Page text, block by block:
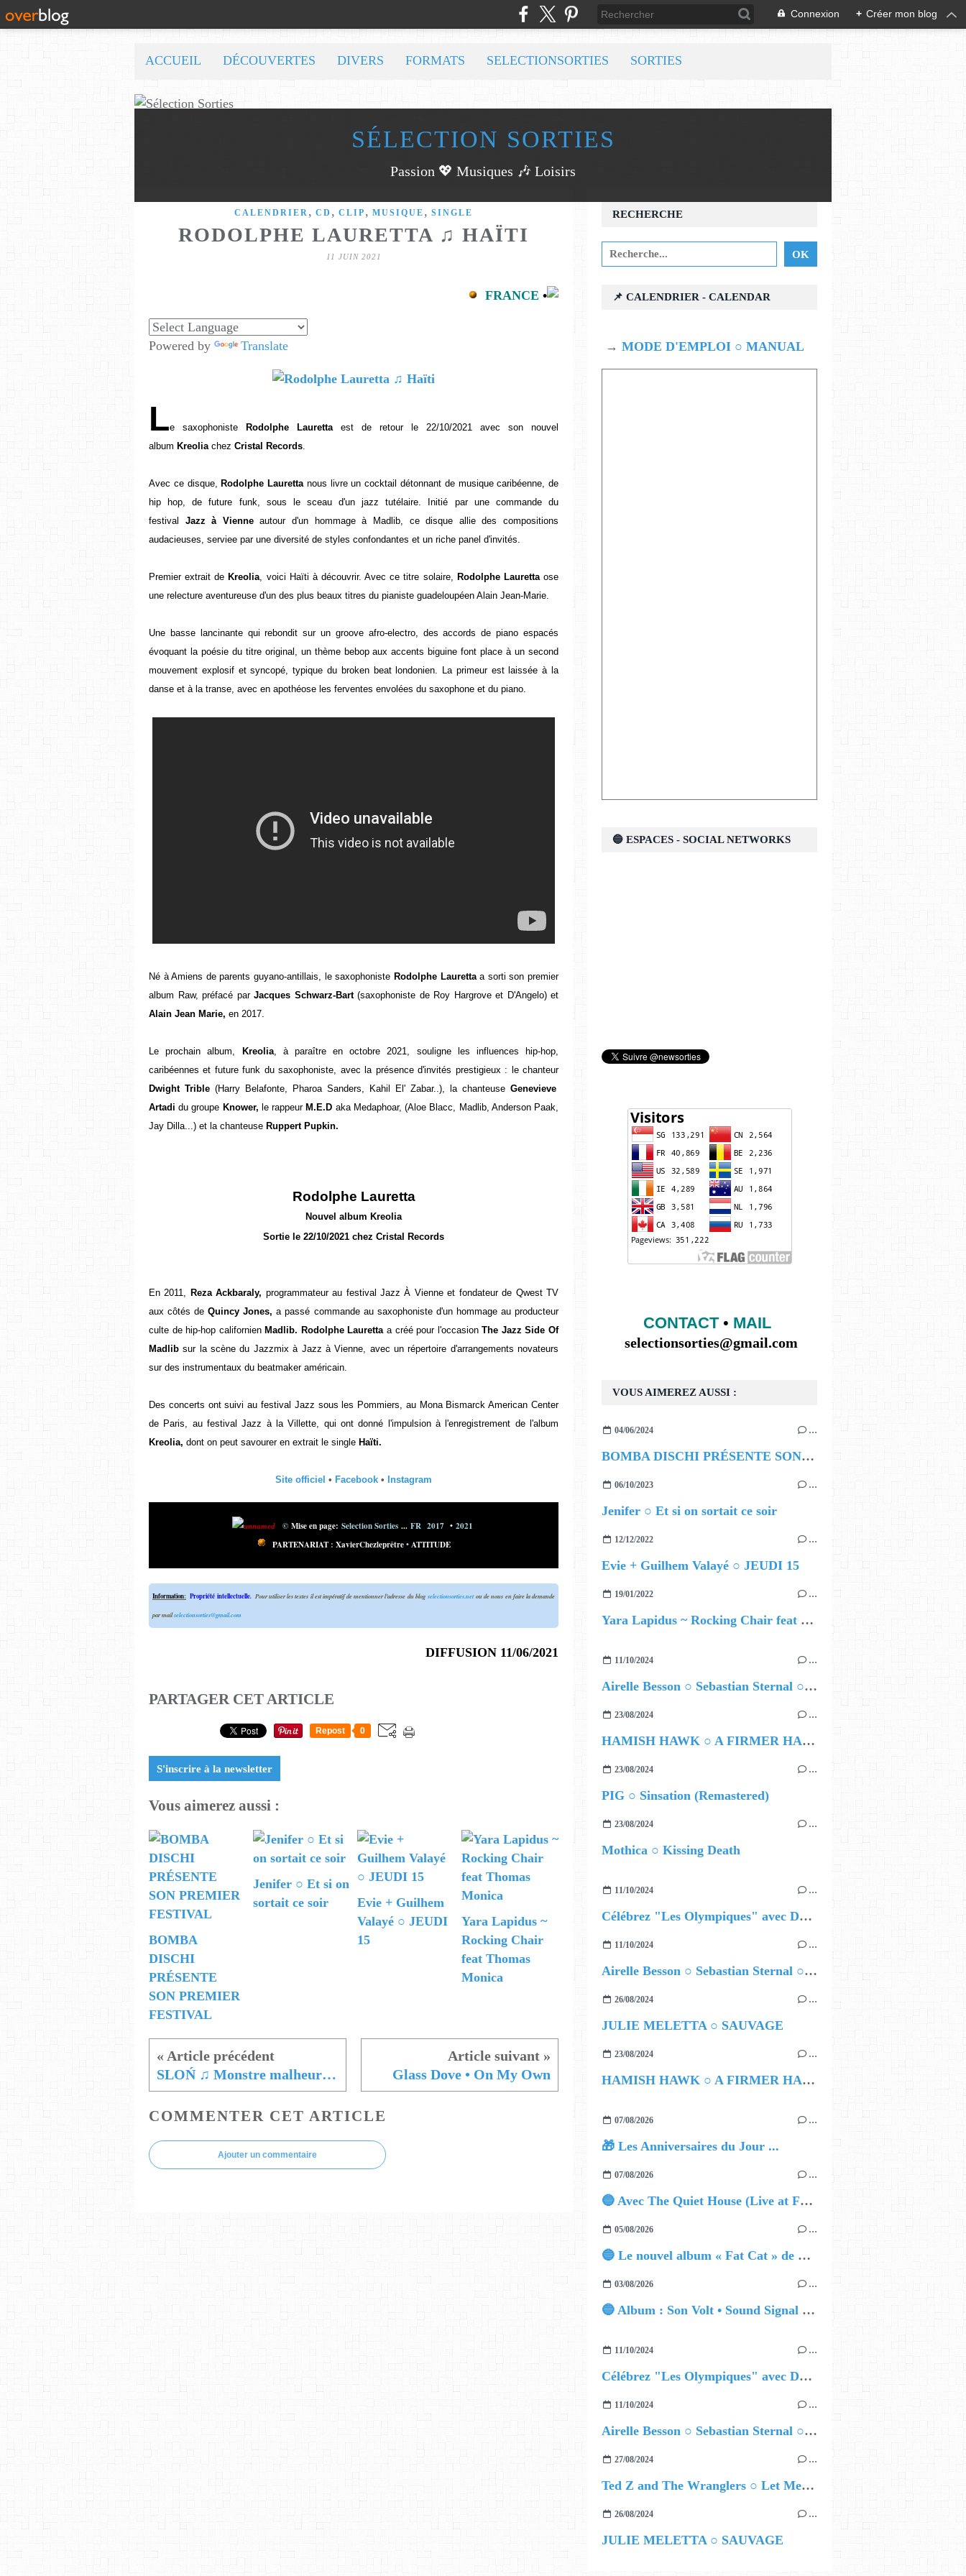
Connexion + Créer mon blog
SÉLECTION SORTIES
Passion 💖 Musiques 🎶 Loisirs
ACCUEIL DÉCOUVERTES DIVERS FORMATS SELECTIONSORTIES SORTIES
CALENDRIER , CD , CLIP , MUSIQUE , SINGLE
RODOLPHE LAURETTA ♫ HAÏTI
11 JUIN 2021
FRANCE •
Powered by Translate
Le saxophoniste Rodolphe Lauretta
est de retour le 22/10/2021 avec son nouvel
album Kreolia chez Cristal Records.
Avec ce disque, Rodolphe Lauretta nous livre un cocktail détonnant de musique caribéenne, de
hip hop, de future funk, sous le sceau d'un jazz tutélaire. Initié par une commande du
festival
Jazz à Vienne autour d'un hommage à Madlib, ce disque allie des compositions
audacieuses, serviee par une diversité de styles confondantes et un riche panel d'invités.
Premier extrait de Kreolia, voici Haïti à découvrir. Avec ce titre solaire, Rodolphe Lauretta ose
une relecture aventureuse d'un des plus beaux titres du pianiste guadeloupéen Alain Jean-Marie.
Une basse lancinante qui rebondit sur un groove afro-electro, des accords de piano espacés
évoquant la poésie du titre original, un thème bebop aux accents biguine font place à un second
mouvement explosif et syncopé, typique du broken beat londonien. La primeur est laissée à la
danse et à la transe, avec en apothéose les ferventes envolées du saxophone et du piano.
Né à Amiens de parents guyano-antillais, le saxophoniste Rodolphe Laurettaa sorti son premier
album Raw, préfacé par Jacques Schwarz-Bart(saxophoniste de Roy Hargrove et D'Angelo) et
Alain Jean Marie, en 2017.
Le prochain album, Kreolia, à paraître en octobre 2021, souligne les influences hip-hop,
caribéennes et future funk du saxophoniste, avec la présence d'invités prestigieux : le chanteur
Dwight Trible (Harry Belafonte, Pharoa Sanders, Kahil El' Zabar..), la chanteuse Genevieve
Artadi du groupe Knower, le rappeurM.E.D aka Medaphoar, (Aloe Blacc, Madlib, Anderson Paak,
Jay Dilla...) et la chanteuse Ruppert Pupkin.
Rodolphe Lauretta
Nouvel album Kreolia
Sortie le 22/10/2021 chez Cristal Records
En 2011, Reza Ackbaraly, programmateur au festival Jazz À Vienne et fondateur de Qwest TV
aux côtés deQuincy Jones, a passé commande au saxophoniste d'un hommage au producteur
culte de hip-hop californien Madlib. Rodolphe Laurettaa créé pour l'occasionThe Jazz Side Of
Madlib sur la scène du Jazzmix à Jazz à Vienne, avec un répertoire d'arrangements novateurs
sur des instrumentaux du beatmaker américain.
Des concerts ont suivi au festival Jazz sous les Pommiers, au Mona Bismarck American Center
de Paris, au festival Jazz à la Villette, qui ont donné l'impulsion à l'enregistrement de l'album
Kreolia, dont on peut savourer en extrait le single Haïti.
Site officiel • Facebook • Instagram
© Mise en page: Selection Sorties ...FR 2017 •2021
PARTENARIAT : XavierChezleprêtre•ATTITUDE
Information: Propriété intellectuelle.Pour utiliser les textes il est impératif de mentionner l'adresse du blog selectionsorties.netou de nous en faire la demande
par mailselectionsorties@gmail.com
DIFFUSION 11/06/2021
PARTAGER CET ARTICLE
Repost 0
S'inscrire à la newsletter
Vous aimerez aussi :
BOMBA
DISCHI
PRÉSENTE
SON PREMIER
FESTIVAL
Jenifer ○ Et si on
sortait ce soir
Evie + Guilhem
Valayé ○ JEUDI
15
Yara Lapidus ~
Rocking Chair
feat Thomas
Monica
SLOŃ ♫ Monstre malheureux Glass Dove • On My Own
COMMENTER CET ARTICLE
Ajouter un commentaire
RECHERCHE
VOUS AIMEREZ AUSSI :
04/06/2024 …
BOMBA DISCHI PRÉSENTE SON PREMIER FESTIVAL
06/10/2023 …
Jenifer ○ Et si on sortait ce soir
12/12/2022 …
Evie + Guilhem Valayé ○ JEUDI 15
19/01/2022 …
Yara Lapidus ~ Rocking Chair feat Thomas Monica
11/10/2024 …
Airelle Besson ○ Sebastian Sternal ○ Jonas Burgwinkel
23/08/2024 …
HAMISH HAWK ○ A FIRMER HAND
23/08/2024 …
PIG ○ Sinsation (Remastered)
23/08/2024 …
Mothica ○ Kissing Death
11/10/2024 …
Célébrez "Les Olympiques" avec DVTR !
11/10/2024 …
Airelle Besson ○ Sebastian Sternal ○ Jonas Burgwinkel
26/08/2024 …
JULIE MELETTA ○ SAUVAGE
23/08/2024 …
HAMISH HAWK ○ A FIRMER HAND
07/08/2026 …
🎁 Les Anniversaires du Jour ...
07/08/2026 …
🔵 Avec The Quiet House (Live at Funkhaus), Kenzo Zurzolo livre une performance aussi intense qu'envoûtante.
05/08/2026 …
🔵 Le nouvel album « Fat Cat » de Delilah Holliday (sortie le 30 Octobre 2026)
03/08/2026 …
🔵 Album : Son Volt • Sound Signal Serenades
11/10/2024 …
Célébrez "Les Olympiques" avec DVTR !
11/10/2024 …
Airelle Besson ○ Sebastian Sternal ○ Jonas Burgwinkel
27/08/2024 …
Ted Z and The Wranglers ○ Let Me Be Your Sin
26/08/2024 …
JULIE MELETTA ○ SAUVAGE
📌 CALENDRIER - CALENDAR
→ MODE D'EMPLOI ○ MANUAL
🔵 ESPACES - SOCIAL NETWORKS
CONTACT• MAIL
selectionsorties@gmail.com